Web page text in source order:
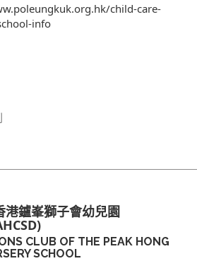
child-care-
info
港鑪峯獅子會幼兒園
CLUB OF THE PEAK HONG
SCHOOL